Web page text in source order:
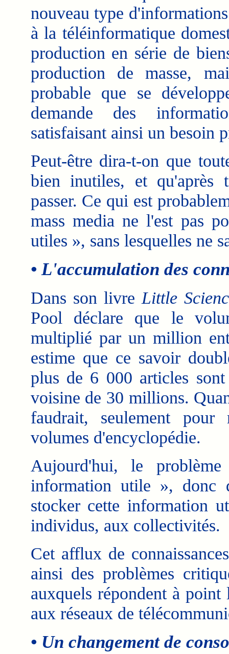
nouveau type
à la téléinformatique
production en série de
production de masse,
probable que se
demande des
satisfaisant ainsi un besoin
Peut-être dira-t-on que
bien inutiles, et qu'après
passer. Ce qui est
mass media ne l'est pas
utiles », sans lesquelles ne
• L'accumulation des
Dans son livre Little
Pool déclare que le
multiplié par un million
estime que ce savoir
plus de 6 000 articles
voisine de 30 millions.
faudrait, seulement
volumes d'encyclopédie.
Aujourd'hui, le
information utile », donc
stocker cette information
individus, aux collectivités.
Cet afflux de
ainsi des problèmes
auxquels répondent à
aux réseaux de
• Un changement de